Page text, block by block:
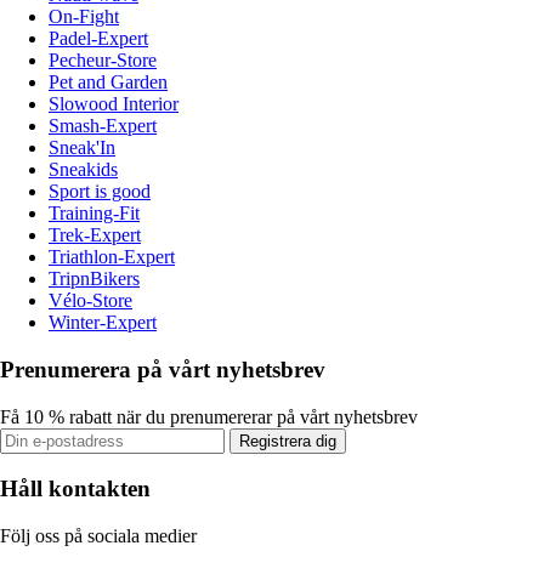
On-Fight
Padel-Expert
Pecheur-Store
Pet and Garden
Slowood Interior
Smash-Expert
Sneak'In
Sneakids
Sport is good
Training-Fit
Trek-Expert
Triathlon-Expert
TripnBikers
Vélo-Store
Winter-Expert
Prenumerera på vårt nyhetsbrev
Få 10 % rabatt när du prenumererar på vårt nyhetsbrev
Registrera dig
Håll kontakten
Följ oss på sociala medier